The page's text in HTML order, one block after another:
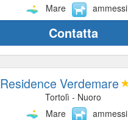
Mare
ammessi
Contatta
Residence Verdemare
Tortolì - Nuoro
Mare
ammessi